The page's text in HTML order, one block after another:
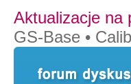
Aktualizacje na
GS-Base •